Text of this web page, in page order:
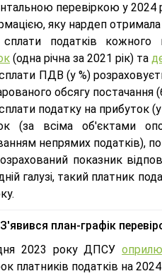
перевіркою у 2024
яку нардеп
сплати податків
(одна річна за 2021 рік) та
ПДВ (у %)
обсягу постачання
податку на прибуток
(за всіма об'єктами
непрямих податків),
показник
галузі, такий платник
план-графік
2023 року ДПСУ
платників податків на 2024